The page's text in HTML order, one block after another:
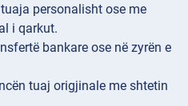
personalisht ose me
i qarkut.
bankare ose në zyrën e
tuaj origjinale me shtetin